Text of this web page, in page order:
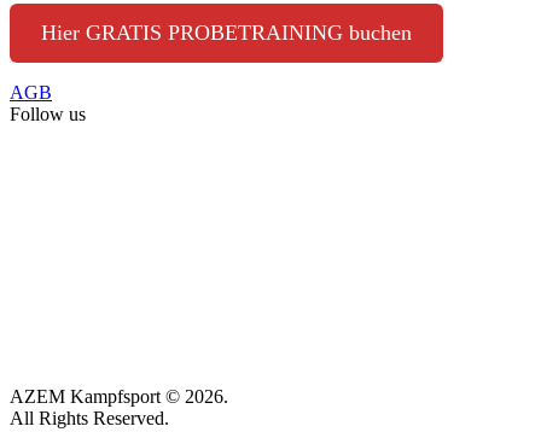
Hier GRATIS PROBETRAINING buchen
AGB
Follow us
AZEM Kampfsport © 2026.
All Rights Reserved.